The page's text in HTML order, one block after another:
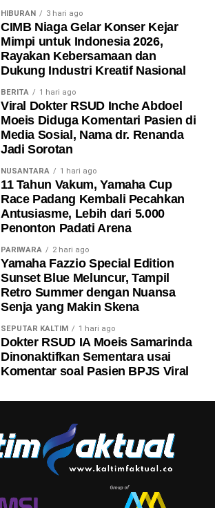
HIBURAN 3 hari ago
CIMB Niaga Gelar Konser Kejar
Mimpi untuk Indonesia 2026,
Rayakan Kebersamaan dan
Dukung Industri Kreatif Nasional
BERITA 1 hari ago
Viral Dokter RSUD Inche Abdoel
Moeis Diduga Komentari Pasien di
Media Sosial, Nama dr. Renanda
Jadi Sorotan
NUSANTARA 1 hari ago
11 Tahun Vakum, Yamaha Cup
Race Padang Kembali Pecahkan
Antusiasme, Lebih dari 5.000
Penonton Padati Arena
PARIWARA 2 hari ago
Yamaha Fazzio Special Edition
Sunset Blue Meluncur, Tampil
Retro Summer dengan Nuansa
Senja yang Makin Skena
SEPUTAR KALTIM 1 hari ago
Dokter RSUD IA Moeis Samarinda
Dinonaktifkan Sementara usai
Komentar soal Pasien BPJS Viral